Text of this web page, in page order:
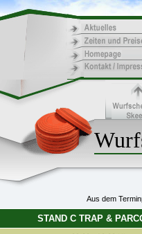
Aus dem
STAND C TRAP &